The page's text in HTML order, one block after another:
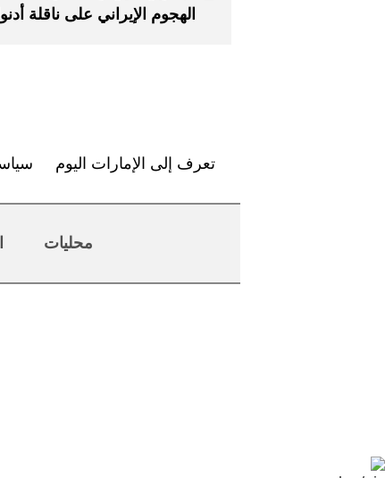
الهجوم الإيراني على ناقلة
تعرف إلى الإمارات اليوم
محليات